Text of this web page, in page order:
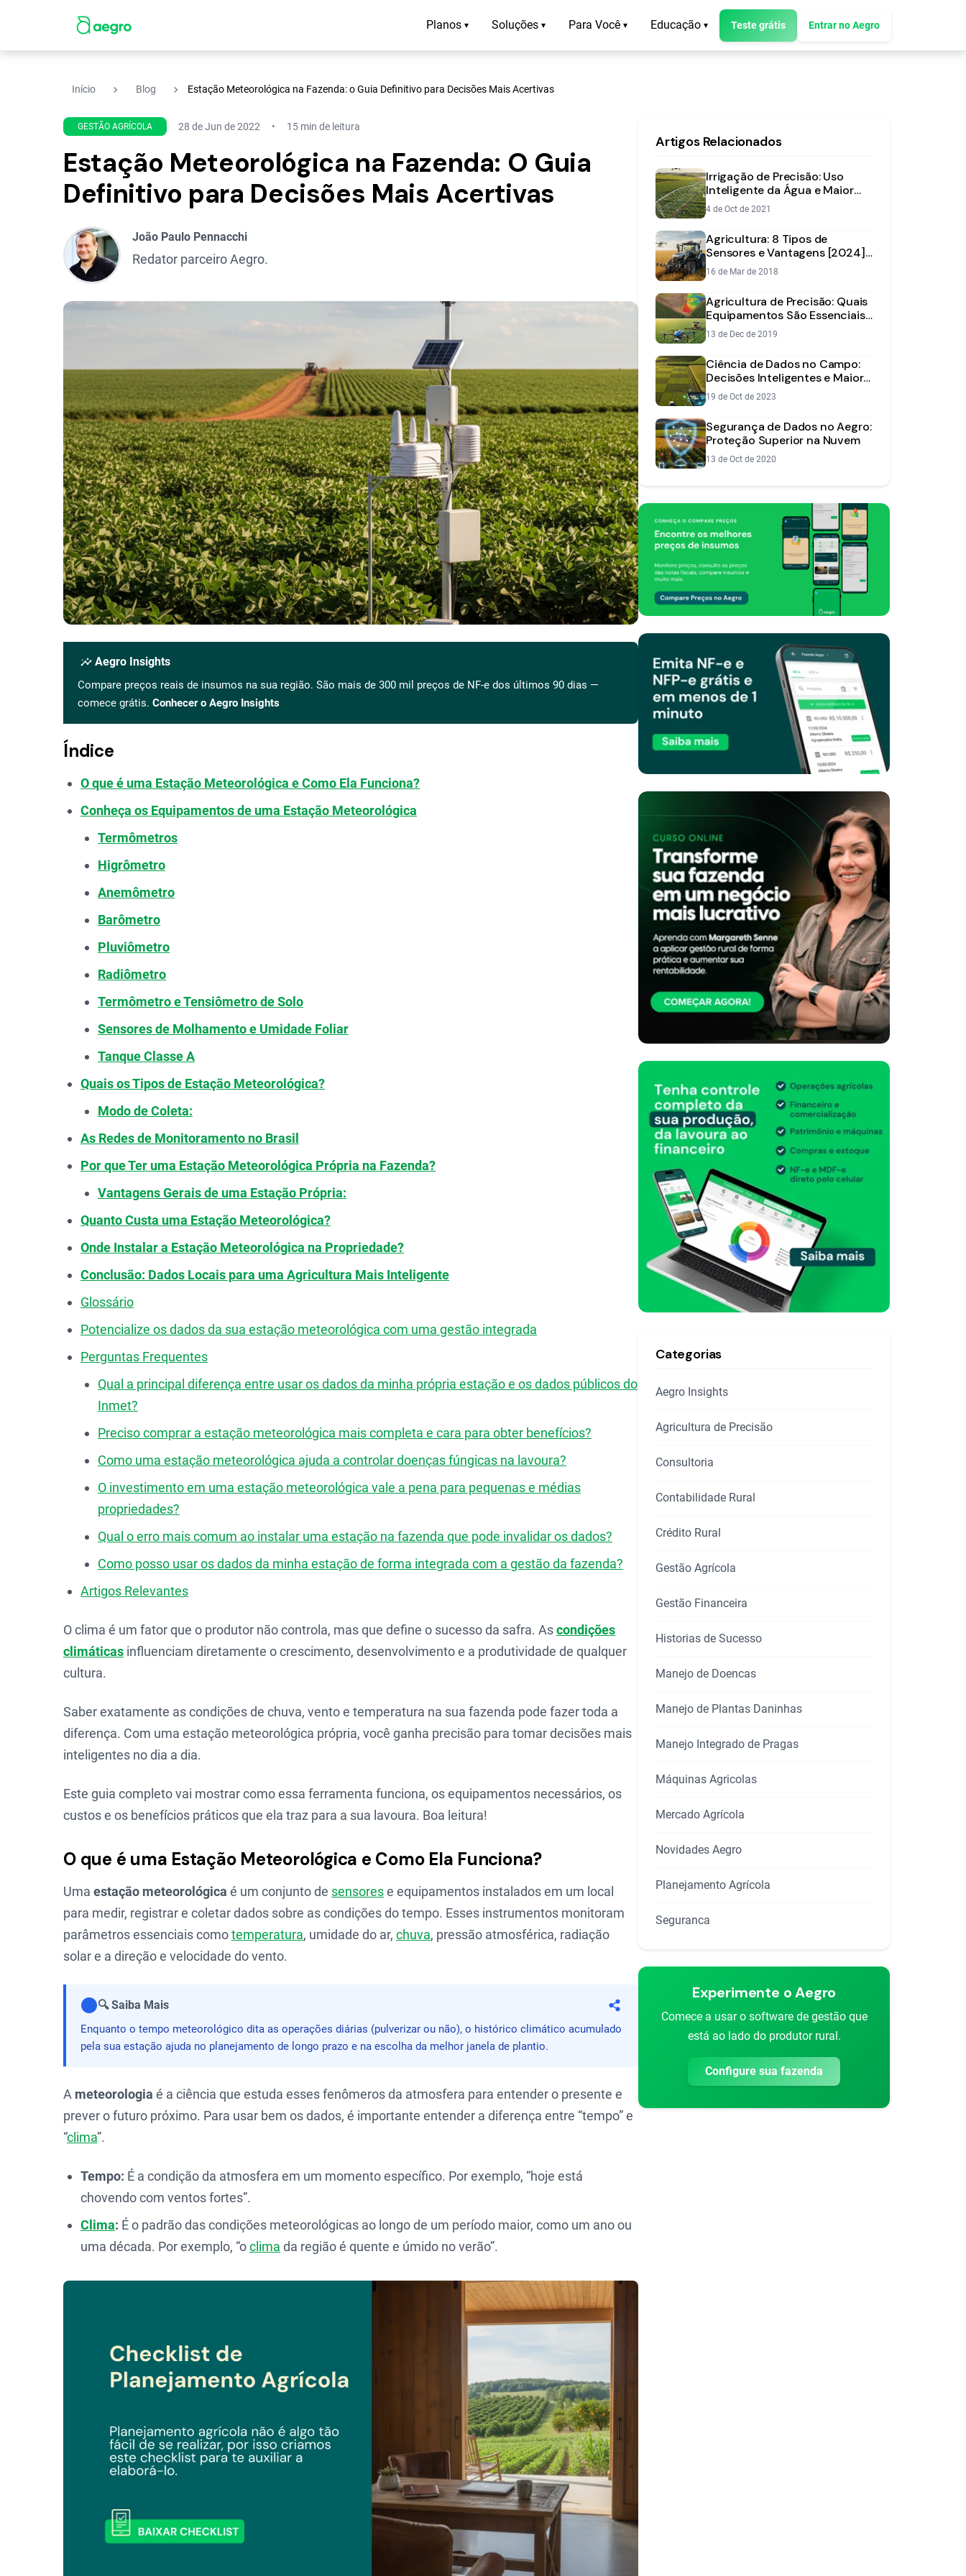
Planos ▾ Soluções ▾ Para Você ▾ Educação ▾ Teste grátis Entrar no Aegro
Início navigate_next Blog navigate_next Estação Meteorológica na Fazenda: o Guia Definitivo para Decisões Mais Acertivas
GESTÃO AGRÍCOLA 28 de Jun de 2022 15 min de leitura
Estação Meteorológica na Fazenda: O Guia
Definitivo para Decisões Mais Acertivas
João Paulo Pennacchi
Redator parceiro Aegro.
insights Aegro Insights
Compare preços reais de insumos na sua região. São mais de 300 mil preços de NF-e dos últimos 90 dias —
comece grátis. Conhecer o Aegro Insights
Índice
O que é uma Estação Meteorológica e Como Ela Funciona?
Conheça os Equipamentos de uma Estação Meteorológica
Termômetros
Higrômetro
Anemômetro
Barômetro
Pluviômetro
Radiômetro
Termômetro e Tensiômetro de Solo
Sensores de Molhamento e Umidade Foliar
Tanque Classe A
Quais os Tipos de Estação Meteorológica?
Modo de Coleta:
As Redes de Monitoramento no Brasil
Por que Ter uma Estação Meteorológica Própria na Fazenda?
Vantagens Gerais de uma Estação Própria:
Quanto Custa uma Estação Meteorológica?
Onde Instalar a Estação Meteorológica na Propriedade?
Conclusão: Dados Locais para uma Agricultura Mais Inteligente
Glossário
Potencialize os dados da sua estação meteorológica com uma gestão integrada
Perguntas Frequentes
Qual a principal diferença entre usar os dados da minha própria estação e os dados públicos do
Inmet?
Preciso comprar a estação meteorológica mais completa e cara para obter benefícios?
Como uma estação meteorológica ajuda a controlar doenças fúngicas na lavoura?
O investimento em uma estação meteorológica vale a pena para pequenas e médias
propriedades?
Qual o erro mais comum ao instalar uma estação na fazenda que pode invalidar os dados?
Como posso usar os dados da minha estação de forma integrada com a gestão da fazenda?
Artigos Relevantes
O clima é um fator que o produtor não controla, mas que define o sucesso da safra. Ascondições
climáticas influenciam diretamente o crescimento, desenvolvimento e a produtividade de qualquer
cultura.
Saber exatamente as condições de chuva, vento e temperatura na sua fazenda pode fazer toda a
diferença. Com uma estação meteorológica própria, você ganha precisão para tomar decisões mais
inteligentes no dia a dia.
Este guia completo vai mostrar como essa ferramenta funciona, os equipamentos necessários, os
custos e os benefícios práticos que ela traz para a sua lavoura. Boa leitura!
O que é uma Estação Meteorológica e Como Ela Funciona?
Uma estação meteorológica é um conjunto de sensorese equipamentos instalados em um local
para medir, registrar e coletar dados sobre as condições do tempo. Esses instrumentos monitoram
parâmetros essenciais comotemperatura, umidade do ar, chuva, pressão atmosférica, radiação
solar e a direção e velocidade do vento.
🔍 Saiba Mais
Compartilhar
Enquanto o tempo meteorológico dita as operações diárias (pulverizar ou não), o histórico climático acumulado
pela sua estação ajuda no planejamento de longo prazo e na escolha da melhor janela de plantio.
A meteorologia é a ciência que estuda esses fenômeros da atmosfera para entender o presente e
prever o futuro próximo. Para usar bem os dados, é importante entender a diferença entre “tempo” e
“clima”.
Tempo: É a condição da atmosfera em um momento específico. Por exemplo, “hoje está
chovendo com ventos fortes”.
Clima: É o padrão das condições meteorológicas ao longo de um período maior, como um ano ou
uma década. Por exemplo, “oclima da região é quente e úmido no verão”.
Artigos Relacionados
Irrigação de Precisão: Uso
Inteligente da Água e Maior
Produtividade
4 de Oct de 2021
Agricultura: 8 Tipos de
Sensores e Vantagens [2024] |
Aegro
16 de Mar de 2018
Agricultura de Precisão: Quais
Equipamentos São Essenciais
na Sua Fazenda?
13 de Dec de 2019
Ciência de Dados no Campo:
Decisões Inteligentes e Maior
Lucro
19 de Oct de 2023
Segurança de Dados no Aegro:
Proteção Superior na Nuvem
13 de Oct de 2020
Categorias
Aegro Insights
Agricultura de Precisão
Consultoria
Contabilidade Rural
Crédito Rural
Gestão Agrícola
Gestão Financeira
Historias de Sucesso
Manejo de Doencas
Manejo de Plantas Daninhas
Manejo Integrado de Pragas
Máquinas Agricolas
Mercado Agrícola
Novidades Aegro
Planejamento Agrícola
Seguranca
Experimente o Aegro
Comece a usar o software de gestão que
está ao lado do produtor rural.
Configure sua fazenda